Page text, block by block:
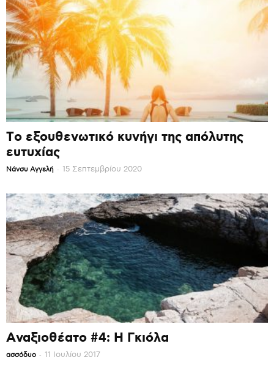
Το εξουθενωτικό κυνήγι της απόλυτης
ευτυχίας
Νάνσυ Αγγελή - 15 Σεπτεμβρίου 2020
Αναξιοθέατο #4: Η Γκιόλα
ασσόδυο - 11 Ιουλίου 2017